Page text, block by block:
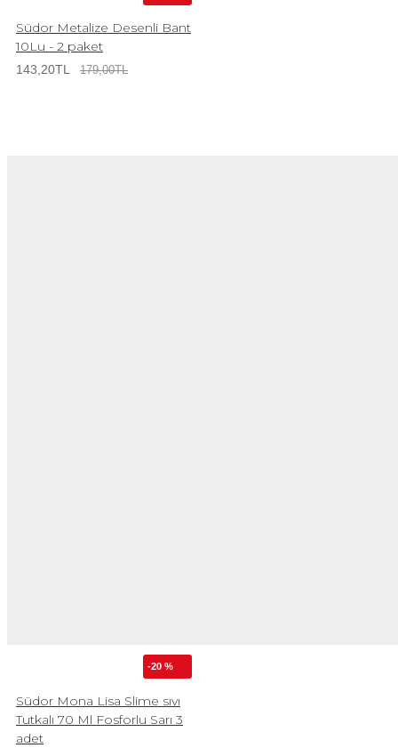
Südor Metalize Desenli Bant
10Lu - 2 paket
143,20TL 179,00TL
-20 %
Südor Mona Lisa Slime sıvı
Tutkalı 70 Ml Fosforlu Sarı 3
adet